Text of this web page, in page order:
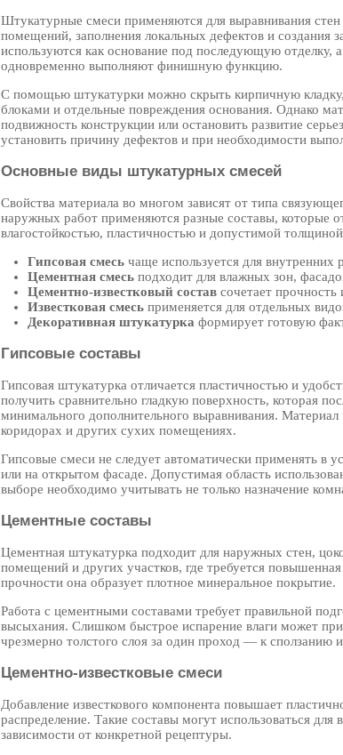
Штукатурные смеси применяются для выравнивания стен
помещений, заполнения локальных дефектов и создания
используются как основание под последующую отделку,
одновременно выполняют финишную функцию.
С помощью штукатурки можно скрыть кирпичную
блоками и отдельные повреждения основания. Однако
подвижность конструкции или остановить развитие
установить причину дефектов и при необходимости
Основные виды штукатурных смесей
Свойства материала во многом зависят от типа
наружных работ применяются разные составы, которые
влагостойкостью, пластичностью и допустимой
Гипсовая смесь чаще используется для
Цементная смесь подходит для влажных зон,
Цементно-известковый состав сочетает прочность
Известковая смесь применяется для отдельных
Декоративная штукатурка формирует готовую
Гипсовые составы
Гипсовая штукатурка отличается пластичностью и
получить сравнительно гладкую поверхность, которая
минимального дополнительного выравнивания. Материал
коридорах и других сухих помещениях.
Гипсовые смеси не следует автоматически применять в
или на открытом фасаде. Допустимая область
выборе необходимо учитывать не только назначение
Цементные составы
Цементная штукатурка подходит для наружных стен,
помещений и других участков, где требуется повышенная
прочности она образует плотное минеральное покрытие.
Работа с цементными составами требует правильной
высыхания. Слишком быстрое испарение влаги может
чрезмерно толстого слоя за один проход — к сползанию
Цементно-известковые смеси
Добавление известкового компонента повышает
распределение. Такие составы могут использоваться
зависимости от конкретной рецептуры.